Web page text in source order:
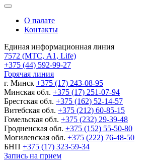
О палате
Контакты
Единая информационная линия
7572 (МТС, A1, Life)
+375 (44) 592-99-27
Горячая линия
г. Минск +375 (17) 243-08-95
Минская обл. +375 (17) 251-07-94
Брестская обл. +375 (162) 52-14-57
Витебская обл. +375 (212) 60-85-15
Гомельская обл. +375 (232) 29-39-48
Гродненская обл. +375 (152) 55-50-80
Могилевская обл. +375 (222) 76-48-50
БНП +375 (17) 323-59-34
Запись на прием